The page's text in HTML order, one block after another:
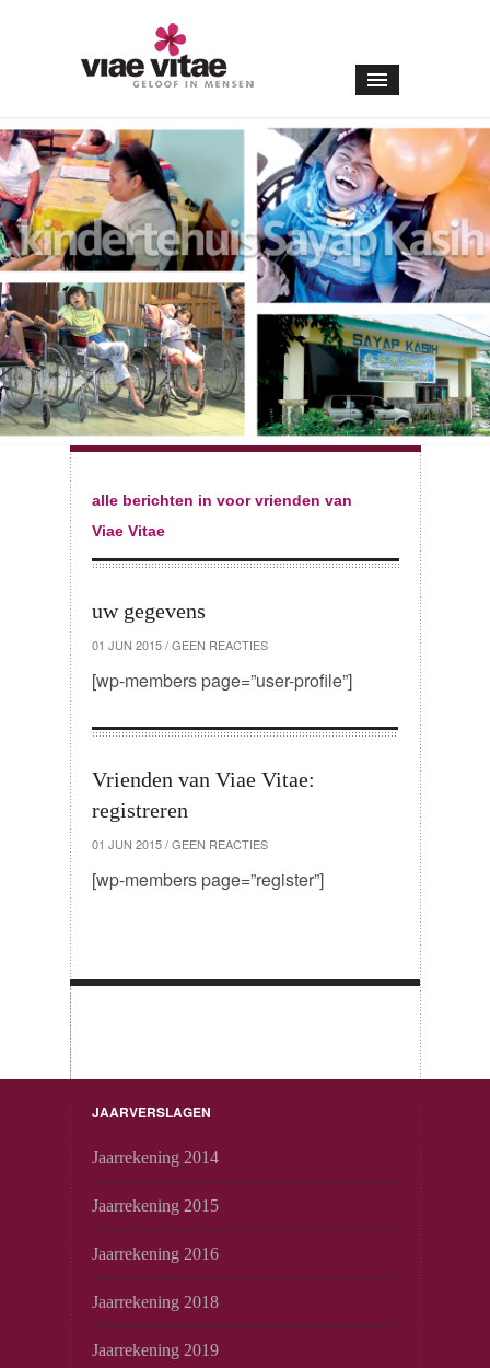
alle berichten in voor vrienden van
Viae Vitae
uw gegevens
01 JUN 2015 / GEEN REACTIES
[wp-members page=”user-profile”]
Vrienden van Viae Vitae:
registreren
01 JUN 2015 / GEEN REACTIES
[wp-members page=”register”]
JAARVERSLAGEN
Jaarrekening 2014
Jaarrekening 2015
Jaarrekening 2016
Jaarrekening 2018
Jaarrekening 2019